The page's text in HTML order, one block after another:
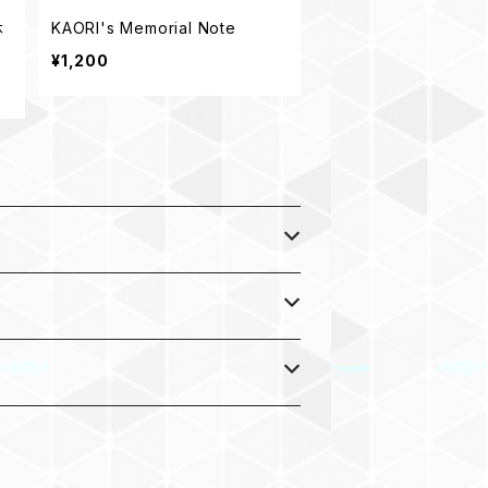
KAORI's Memorial Note
¥1,200